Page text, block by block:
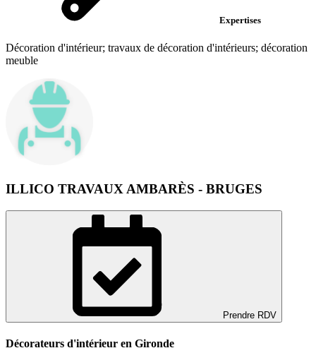
Expertises
Décoration d'intérieur; travaux de décoration d'intérieurs; décoration
meuble
ILLICO TRAVAUX AMBARÈS - BRUGES
Prendre RDV
Décorateurs d'intérieur en Gironde